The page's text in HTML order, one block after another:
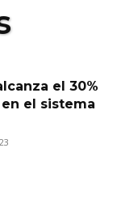
el 30%
el sistema